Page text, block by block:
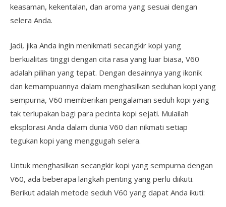
keasaman, kekentalan, dan aroma yang sesuai dengan
selera Anda.
Jadi, jika Anda ingin menikmati secangkir kopi yang
berkualitas tinggi dengan cita rasa yang luar biasa, V60
adalah pilihan yang tepat. Dengan desainnya yang ikonik
dan kemampuannya dalam menghasilkan seduhan kopi yang
sempurna, V60 memberikan pengalaman seduh kopi yang
tak terlupakan bagi para pecinta kopi sejati. Mulailah
eksplorasi Anda dalam dunia V60 dan nikmati setiap
tegukan kopi yang menggugah selera.
Untuk menghasilkan secangkir kopi yang sempurna dengan
V60, ada beberapa langkah penting yang perlu diikuti.
Berikut adalah metode seduh V60 yang dapat Anda ikuti: